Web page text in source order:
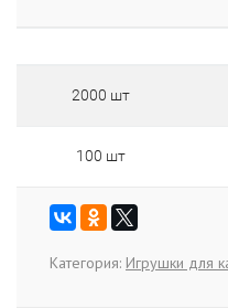
2000 шт
100 шт
Категория: Игрушки для